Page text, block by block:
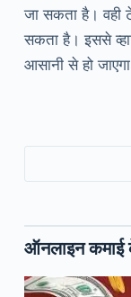
जा सकता है। वही
सकता है। इससे
आसानी से हो
ऑनलाइन कमाई